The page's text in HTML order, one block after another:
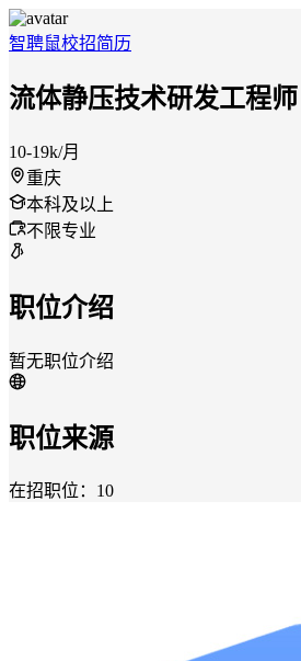
智聘鼠校招简历
流体静压技术研发工程师
10-19k/月
重庆
本科及以上
不限专业
职位介绍
暂无职位介绍
职位来源
在招职位：10